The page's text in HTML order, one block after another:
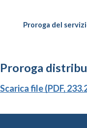
Proroga del
Proroga
Scarica file (PDF,